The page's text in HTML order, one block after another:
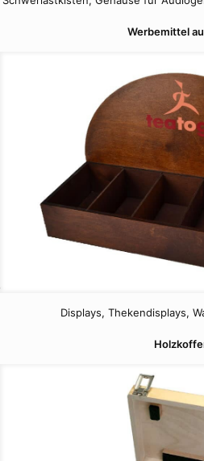
Werbemittel
Displays, Thekendisplays,